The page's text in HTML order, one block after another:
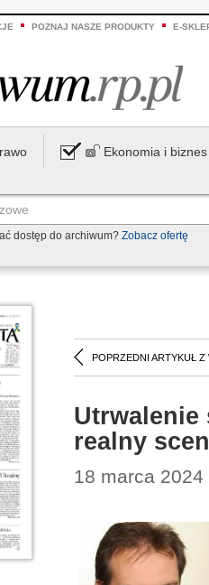
POZNAJ NASZE PRODUKTY E-
Ekonomia i biznes
dostęp do archiwum? Zobacz ofertę
POPRZEDNI ARTYKUŁ Z
Utrwalenie
realny
18 marca